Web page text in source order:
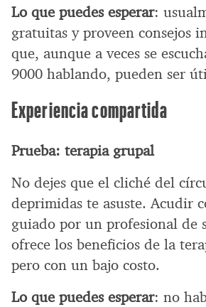
Lo que puedes esperar:
gratuitas y proveen consejos
que, aunque a veces se
9000 hablando, pueden ser
Experiencia compartida
Prueba: terapia grupal
No dejes que el cliché del
deprimidas te asuste. Acudir
guiado por un profesional de
ofrece los beneficios de la
pero con un bajo costo.
Lo que puedes esperar: no